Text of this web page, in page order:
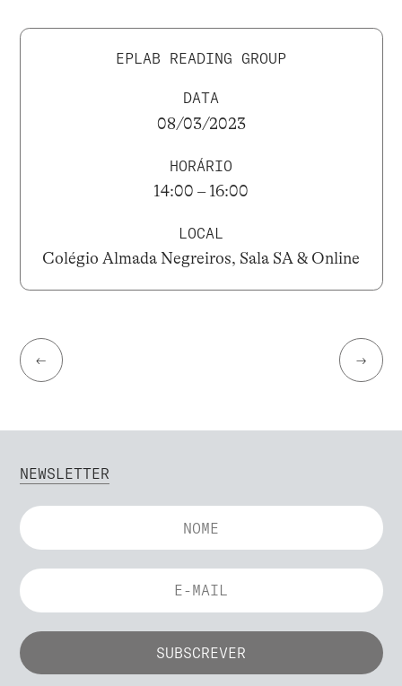
EPLAB READING GROUP
DATA
08/03/2023
HORÁRIO
14:00 – 16:00
LOCAL
Colégio Almada Negreiros, Sala SA & Online
← →
NEWSLETTER